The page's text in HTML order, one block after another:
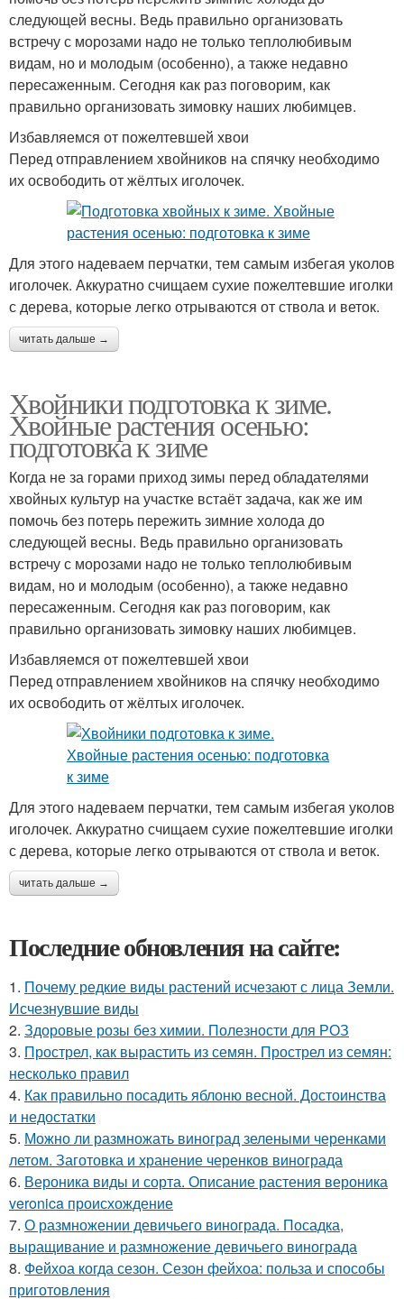
следующей весны. Ведь правильно организовать
встречу с морозами надо не только теплолюбивым
видам, но и молодым (особенно), а также недавно
пересаженным. Сегодня как раз поговорим, как
правильно организовать зимовку наших любимцев.
Избавляемся от пожелтевшей хвои
Перед отправлением хвойников на спячку необходимо
их освободить от жёлтых иголочек.
Для этого надеваем перчатки, тем самым избегая уколов
иголочек. Аккуратно счищаем сухие пожелтевшие иголки
с дерева, которые легко отрываются от ствола и веток.
читать дальше →
Хвойники подготовка к зиме.
Хвойные растения осенью:
подготовка к зиме
Когда не за горами приход зимы перед обладателями
хвойных культур на участке встаёт задача, как же им
помочь без потерь пережить зимние холода до
следующей весны. Ведь правильно организовать
встречу с морозами надо не только теплолюбивым
видам, но и молодым (особенно), а также недавно
пересаженным. Сегодня как раз поговорим, как
правильно организовать зимовку наших любимцев.
Избавляемся от пожелтевшей хвои
Перед отправлением хвойников на спячку необходимо
их освободить от жёлтых иголочек.
Для этого надеваем перчатки, тем самым избегая уколов
иголочек. Аккуратно счищаем сухие пожелтевшие иголки
с дерева, которые легко отрываются от ствола и веток.
читать дальше →
Последние обновления на сайте:
1. Почему редкие виды растений исчезают с лица Земли.
Исчезнувшие виды
2. Здоровые розы без химии. Полезности для РОЗ
3. Прострел, как вырастить из семян. Прострел из семян:
несколько правил
4. Как правильно посадить яблоню весной. Достоинства
и недостатки
5. Можно ли размножать виноград зелеными черенками
летом. Заготовка и хранение черенков винограда
6. Вероника виды и сорта. Описание растения вероника
veronica происхождение
7. О размножении девичьего винограда. Посадка,
выращивание и размножение девичьего винограда
8. Фейхоа когда сезон. Сезон фейхоа: польза и способы
приготовления